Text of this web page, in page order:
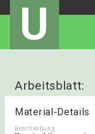
U
Arbeitsblatt:
Strecken und
Material-Details
Beschreibung